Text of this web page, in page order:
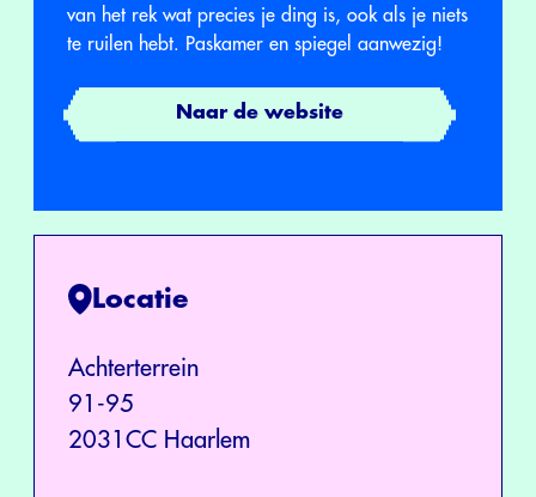
van het rek wat precies je ding is, ook als je niets
te ruilen hebt. Paskamer en spiegel aanwezig!
Naar de website
Locatie
Achterterrein
91-95
2031CC Haarlem